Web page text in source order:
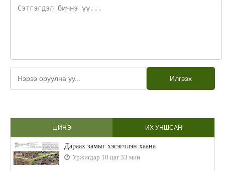
Илгээх
ШИНЭ ИХ УНШСАН
Дараах замыг хэсэгчлэн хаана
Уржигдар 10 цаг 33 мин